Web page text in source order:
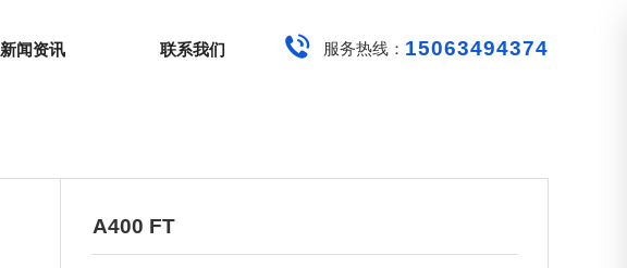
服务热线： 15063494374
新闻资讯 联系我们
A400 FT